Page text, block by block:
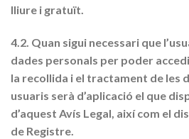
lliure i gratuït.
4.2. Quan sigui necessari que
dades personals per poder
la recollida i el tractament de les
usuaris serà d’aplicació el que
d’aquest Avís Legal, així com el
de Registre.